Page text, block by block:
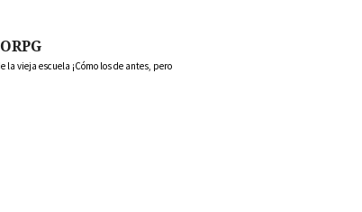
la vieja escuela ¡Cómo los de antes, pero